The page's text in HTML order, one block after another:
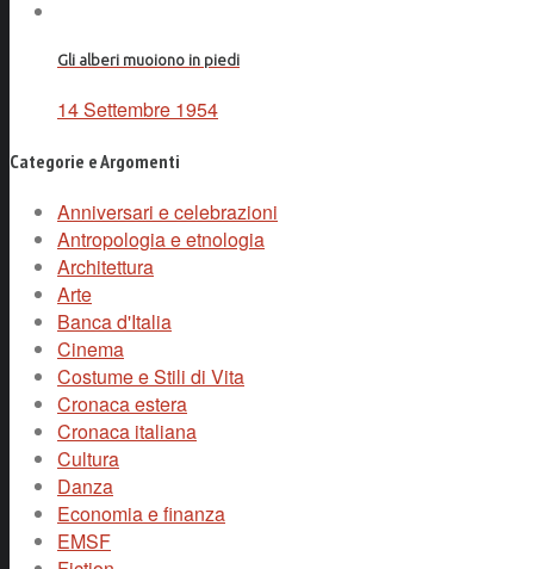
Gli alberi muoiono in piedi
14 Settembre 1954
Categorie e Argomenti
Anniversari e celebrazioni
Antropologia e etnologia
Architettura
Arte
Banca d'Italia
Cinema
Costume e Stili di Vita
Cronaca estera
Cronaca italiana
Cultura
Danza
Economia e finanza
EMSF